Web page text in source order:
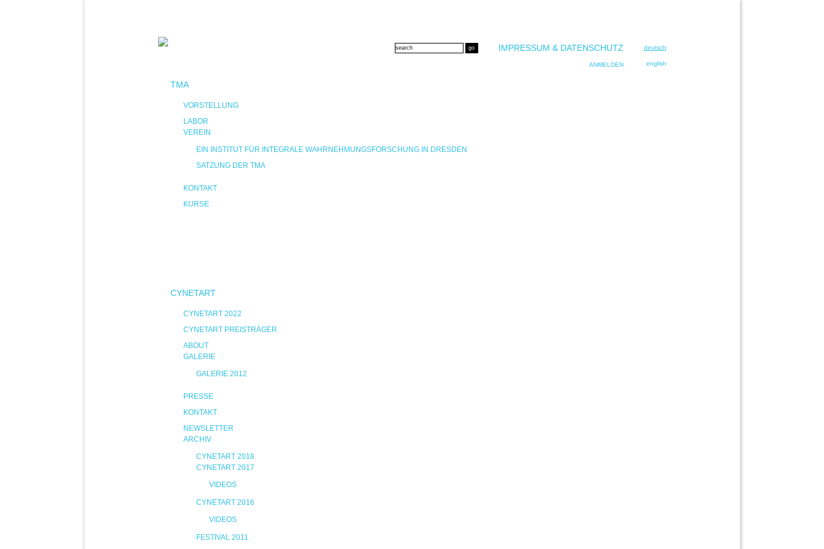
deutsch
english
IMPRESSUM & DATENSCHUTZ
ANMELDEN
TMA
VORSTELLUNG
LABOR
VEREIN
EIN INSTITUT FÜR INTEGRALE WAHRNEHMUNGSFORSCHUNG IN DRESDEN
SATZUNG DER TMA
KONTAKT
KURSE
CYNETART
CYNETART 2022
CYNETART PREISTRÄGER
ABOUT
GALERIE
GALERIE 2012
PRESSE
KONTAKT
NEWSLETTER
ARCHIV
CYNETART 2018
CYNETART 2017
VIDEOS
CYNETART 2016
VIDEOS
FESTIVAL 2011